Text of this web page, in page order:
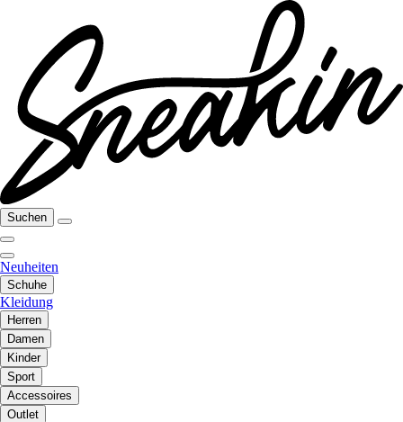
Suchen
Neuheiten
Schuhe
Kleidung
Herren
Damen
Kinder
Sport
Accessoires
Outlet